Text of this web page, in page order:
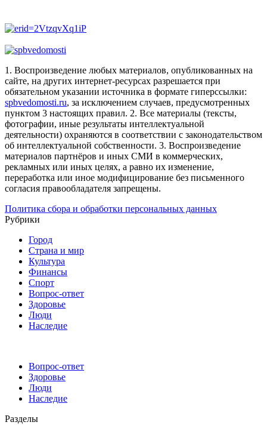
1. Воспроизведение любых материалов, опубликованных на
сайте, на других интернет-ресурсах разрешается при
обязательном указании источника в формате гиперссылки:
spbvedomosti.ru, за исключением случаев, предусмотренных
пунктом 3 настоящих правил. 2. Все материалы (тексты,
фотографии, иные результаты интеллектуальной
деятельности) охраняются в соответствии с законодательством
об интеллектуальной собственности. 3. Воспроизведение
материалов партнёров и иных СМИ в коммерческих,
рекламных или иных целях, а равно их изменение,
переработка или иное модифицирование без письменного
согласия правообладателя запрещены.
Политика сбора и обработки персональных данных
Рубрики
Город
Страна и мир
Культура
Финансы
Спорт
Вопрос-ответ
Здоровье
Люди
Наследие
Вопрос-ответ
Здоровье
Люди
Наследие
Разделы